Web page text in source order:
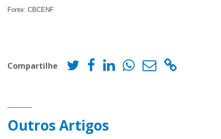
Fonte: CBCENF
Compartilhe
Outros Artigos